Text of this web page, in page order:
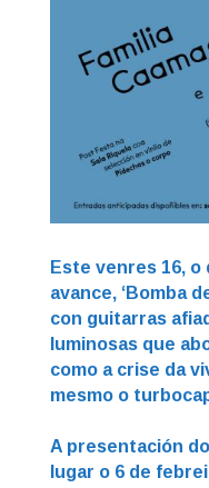
Este venres 16,
avance, ‘Bomba
con guitarras
luminosas que
como a crise da
mesmo o
A presentación
lugar o 6 de